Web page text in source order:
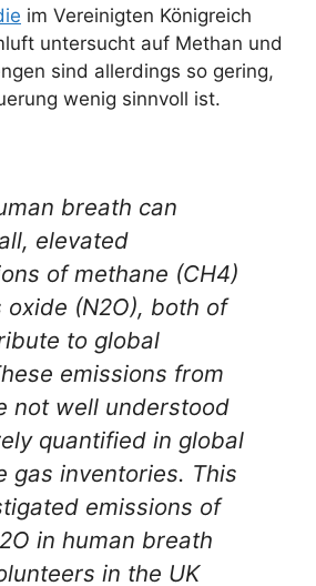
im Vereinigten Königreich
untersucht auf Methan und
sind allerdings so gering,
wenig sinnvoll ist.
breath can
elevated
of methane (CH4)
oxide (N2O), both of
to global
emissions from
not well understood
quantified in global
gas inventories. This
emissions of
in human breath
in the UK